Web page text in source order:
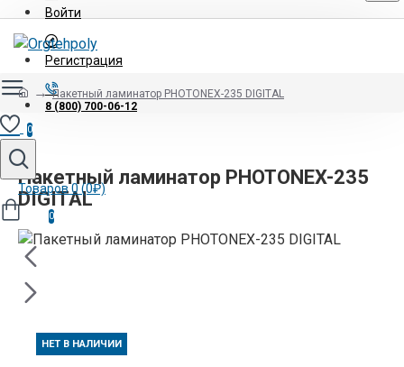
Войти
Регистрация
8 (800) 700-06-12
0
Товаров 0 (0₽)
0
Пакетный ламинатор PHOTONEX-235 DIGITAL
Пакетный ламинатор PHOTONEX-235
DIGITAL
НЕТ В НАЛИЧИИ